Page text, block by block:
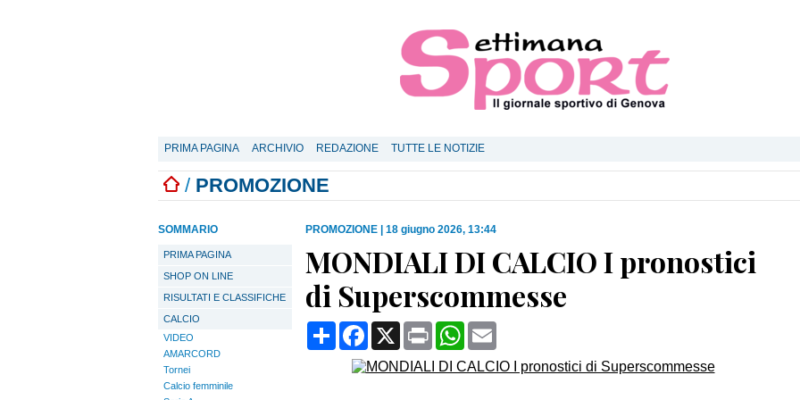
PRIMA PAGINA ARCHIVIO REDAZIONE TUTTE LE NOTIZIE
/ PROMOZIONE
SOMMARIO
PRIMA PAGINA
SHOP ON LINE
RISULTATI E CLASSIFICHE
CALCIO
VIDEO
AMARCORD
Tornei
Calcio femminile
PROMOZIONE 18 giugno 2026, 13:44
MONDIALI DI CALCIO I pronostici
di Superscommesse
CondividiFacebook
X Print WhatsApp